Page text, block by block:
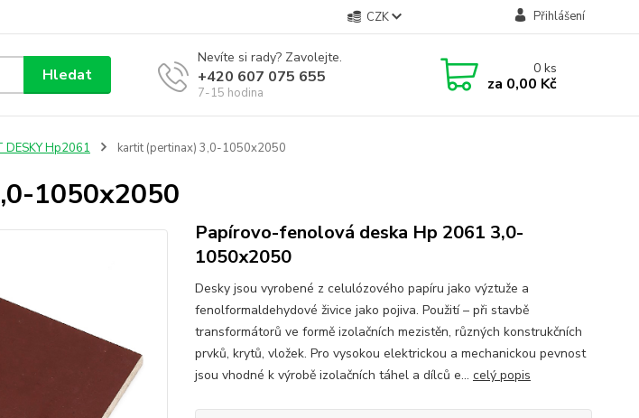
CZK Přihlášení
Hledat
Nevíte si rady? Zavolejte.
+420 607 075 655
7-15 hodina
0ks
za 0,00 Kč
DESKY Hp2061 kartit (pertinax) 3,0-1050x2050
1050x2050
Papírovo-fenolová deska Hp 2061 3,0-
1050x2050
Desky jsou vyrobené z celulózového papíru jako výztuže a
fenolformaldehydové živice jako pojiva. Použití – při stavbě
transformátorů ve formě izolačních mezistěn, různých konstrukčních
prvků, krytů, vložek. Pro vysokou elektrickou a mechanickou pevnost
jsou vhodné k výrobě izolačních táhel a dílců e... celý popis